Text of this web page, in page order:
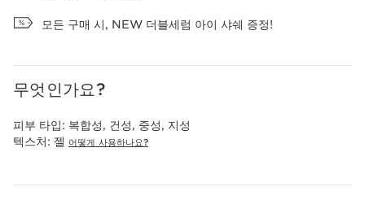
모든 구매 시, NEW 더블세럼 아이 샤쉐 증정!
무엇인가요?
피부 타입: 복합성, 건성, 중성, 지성
텍스처: 젤 어떻게 사용하나요?